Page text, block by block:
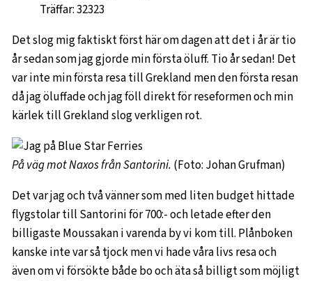
Träffar: 32323
Det slog mig faktiskt först här om dagen att det i år är tio
år sedan som jag gjorde min första öluff. Tio år sedan! Det
var inte min första resa till Grekland men den första resan
då jag öluffade och jag föll direkt för reseformen och min
kärlek till Grekland slog verkligen rot.
På väg mot Naxos från Santorini. (Foto: Johan Grufman)
Det var jag och två vänner som med liten budget hittade
flygstolar till Santorini för 700:- och letade efter den
billigaste Moussakan i varenda by vi kom till. Plånboken
kanske inte var så tjock men vi hade våra livs resa och
även om vi försökte både bo och äta så billigt som möjligt